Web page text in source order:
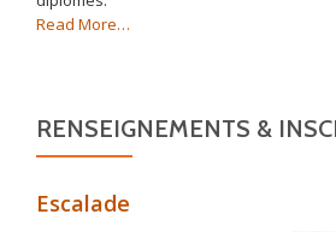
Read More…
RENSEIGNEMENTS &
Escalade